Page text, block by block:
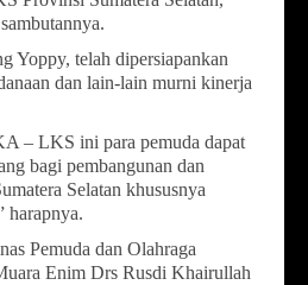
Yoppy, telah dipersiapankan
dan lain-lain murni kinerja
– LKS ini para pemuda dapat
bagi pembangunan dan
Selatan khususnya
harapnya.
Pemuda dan Olahraga
Enim Drs Rusdi Khairullah